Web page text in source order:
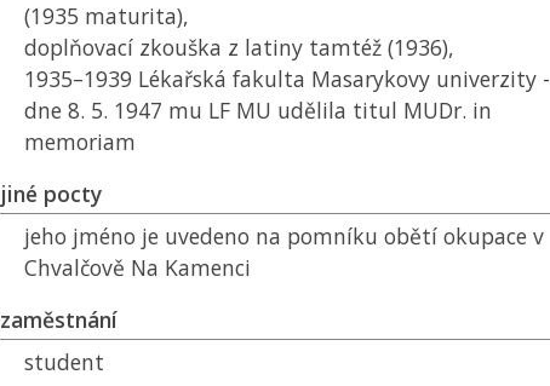
(1935 maturita),
doplňovací zkouška z latiny tamtéž (1936),
1935–1939 Lékařská fakulta Masarykovy univerzity -
dne 8. 5. 1947 mu LF MU udělila titul MUDr. in
memoriam
jiné pocty
jeho jméno je uvedeno na pomníku obětí okupace v
Chvalčově Na Kamenci
zaměstnání
student